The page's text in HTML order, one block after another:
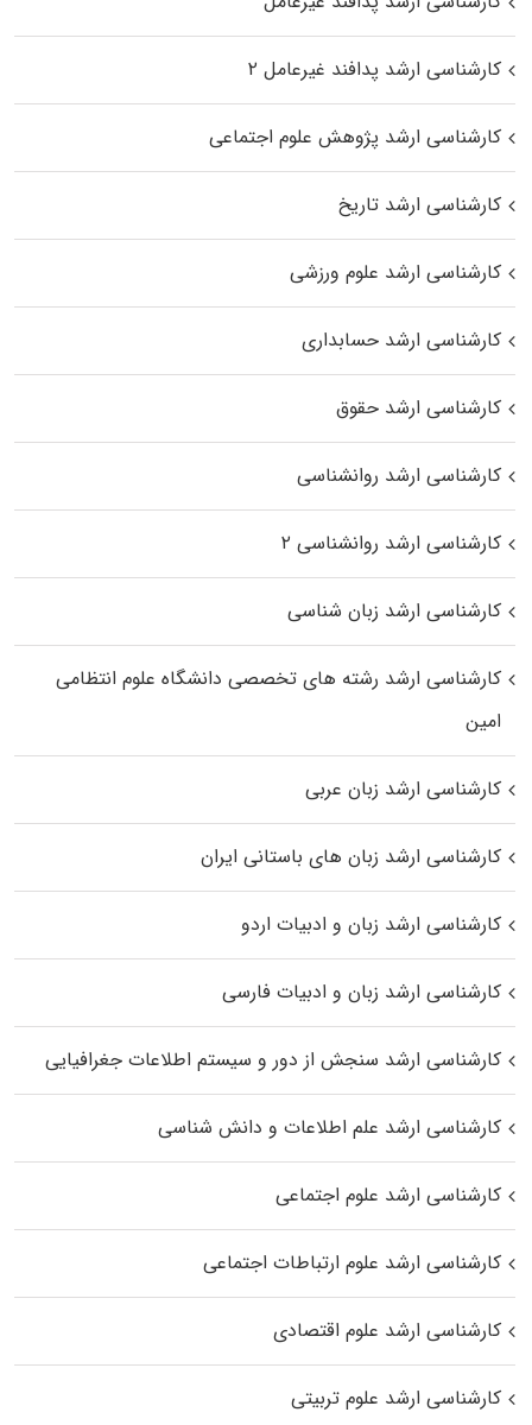
کارشناسی ارشد پدافند غیرعامل ۲
کارشناسی ارشد پژوهش علوم اجتماعی
کارشناسی ارشد تاریخ
کارشناسی ارشد علوم ورزشی
کارشناسی ارشد حسابداری
کارشناسی ارشد حقوق
کارشناسی ارشد روانشناسی
کارشناسی ارشد روانشناسی ۲
کارشناسی ارشد زبان شناسی
کارشناسی ارشد رﺷﺘﻪ ﻫﺎی تخصصی داﻧﺸﮕﺎه ﻋﻠﻮم انتظامی
اﻣﻴﻦ
کارشناسی ارشد زبان عربی
کارشناسی ارشد زبان‌ های باستانی ایران
کارشناسی ارشد زبان و ادبیات اردو
کارشناسی ارشد زبان و ادبیات فارسی
کارشناسی ارشد سنجش از دور و سیستم اطلاعات جغرافیایی
کارشناسی ارشد علم اطلاعات و دانش شناسی
کارشناسی ارشد علوم اجتماعی
کارشناسی ارشد علوم ارتباطات اجتماعی
کارشناسی ارشد علوم اقتصادی
کارشناسی ارشد علوم تربیتی